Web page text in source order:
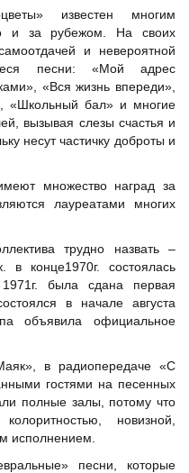
известен многим
и за рубежом. На своих
и невероятной
песни: «Мой адрес
«Вся жизнь впереди»,
«Школьный бал» и многие
вызывая слезы счастья и
несут частичку доброты и
множество наград за
лауреатами многих
трудно назвать –
в конце1970г. состоялась
была сдана первая
в начале августа
объявила официальное
в радиопередаче «С
гостями на песенных
полные залы, потому что
новизной,
исполнением.
песни, которые